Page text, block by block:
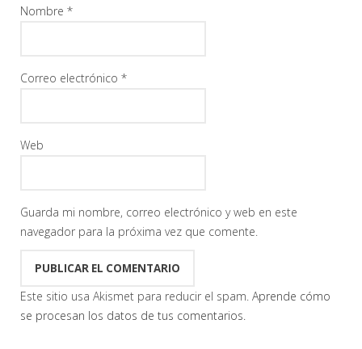
Nombre *
Correo electrónico *
Web
Guarda mi nombre, correo electrónico y web en este
navegador para la próxima vez que comente.
Este sitio usa Akismet para reducir el spam. Aprende cómo
se procesan los datos de tus comentarios.